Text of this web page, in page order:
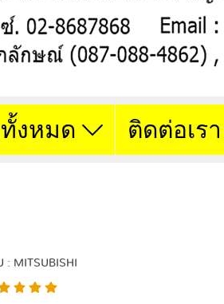
งหมด ติดต่อเรา
: MITSUBISHI